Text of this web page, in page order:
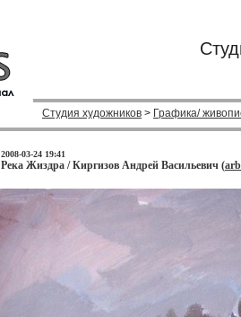
Студия художников > Графика/
2008-03-24 19:41
Река Жиздра / Киргизов Андрей Васильевич (